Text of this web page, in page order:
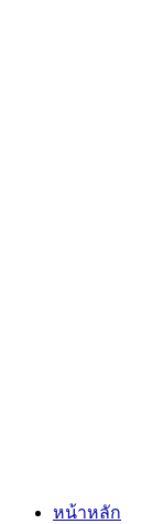
หน้าหลัก